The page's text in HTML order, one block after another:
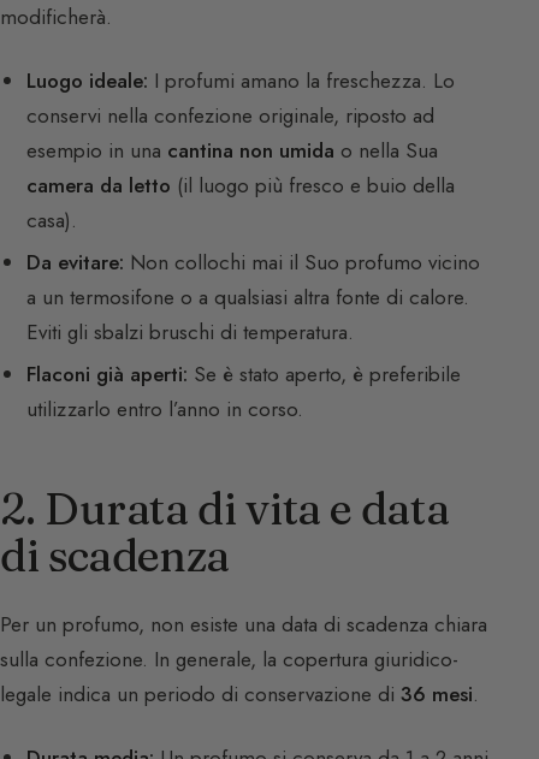
modificherà.
Luogo ideale: I profumi amano la freschezza. Lo
conservi nella confezione originale, riposto ad
esempio in una cantina non umida o nella Sua
camera da letto (il luogo più fresco e buio della
casa).
Da evitare: Non collochi mai il Suo profumo vicino
a un termosifone o a qualsiasi altra fonte di calore.
Eviti gli sbalzi bruschi di temperatura.
Flaconi già aperti: Se è stato aperto, è preferibile
utilizzarlo entro l’anno in corso.
2. Durata di vita e data
di scadenza
Per un profumo, non esiste una data di scadenza chiara
sulla confezione. In generale, la copertura giuridico-
legale indica un periodo di conservazione di 36 mesi.